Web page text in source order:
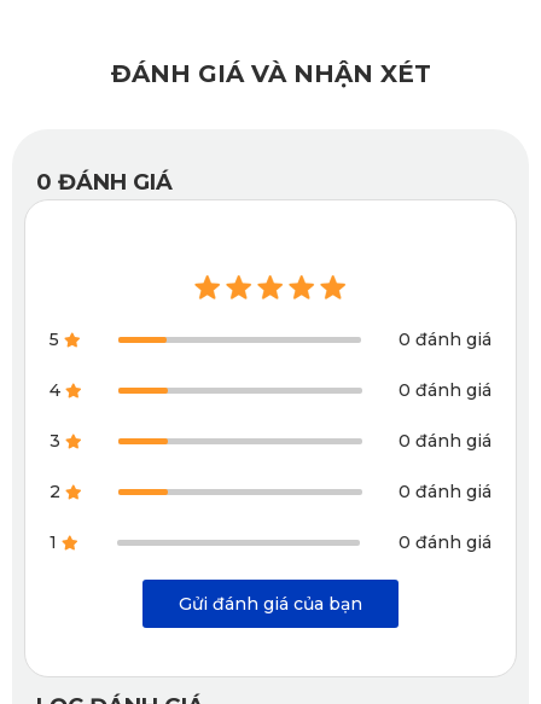
Xem thêm >>>Thảm Lót Sàn Ô Tô Land Rover Range
không đặc biệt giúp cách âm cực kỳ hiệu quả cho khoang
ĐÁNH GIÁ VÀ NHẬN XÉT
0 ĐÁNH GIÁ
5 0 đánh giá
4 0 đánh giá
3 0 đánh giá
2 0 đánh giá
1 0 đánh giá
Gửi đánh giá của bạn